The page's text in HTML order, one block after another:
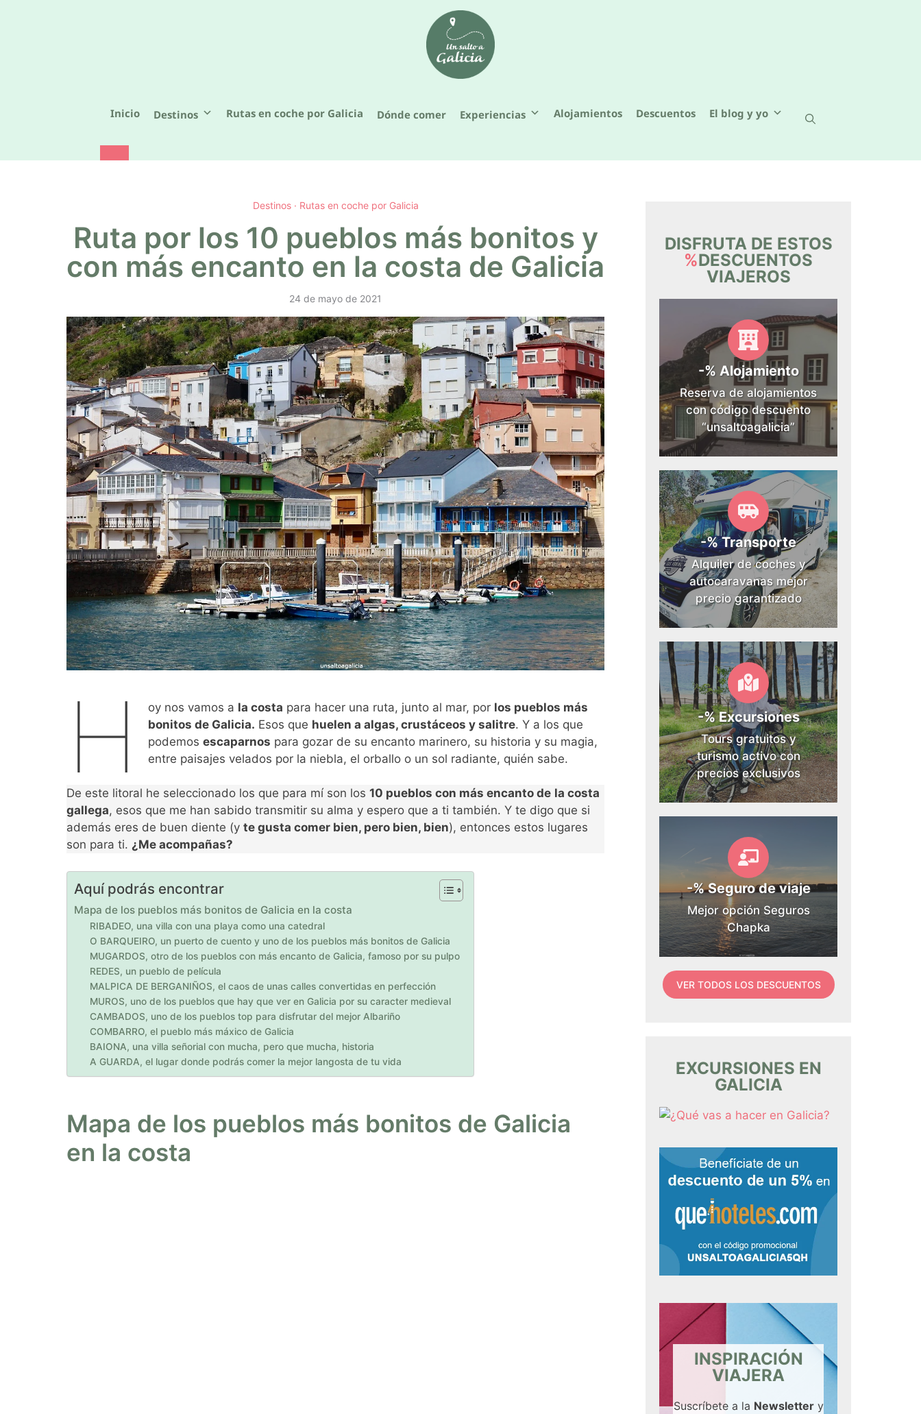
Inicio Destinos Rutas en coche por Galicia Dónde comer Experiencias Alojamientos Descuentos El blog y yo
Destinos· Rutas en coche por Galicia
Ruta por los 10 pueblos más bonitos y
con más encanto en la costa de Galicia
24 de mayo de 2021
H oy nos vamos a la costa para hacer una ruta, junto al mar, por los pueblos más
bonitos de Galicia. Esos que huelen a algas, crustáceos y salitre. Y a los que
podemosescaparnos para gozar de su encanto marinero, su historia y su magia,
entre paisajes velados por la niebla, el orballo o un sol radiante, quién sabe.
De este litoral he seleccionado los que para mí son los 10 pueblos con más encanto de la costa
gallega, esos que me han sabido transmitir su alma y espero que a ti también. Y te digo que si
además eres de buen diente (y te gusta comer bien, pero bien, bien), entonces estos lugares
son para ti. ¿Me acompañas?
Aquí podrás encontrar
Mapa de los pueblos más bonitos de Galicia en la costa
RIBADEO, una villa con una playa como una catedral
O BARQUEIRO, un puerto de cuento y uno de los pueblos más bonitos de Galicia
MUGARDOS, otro de los pueblos con más encanto de Galicia, famoso por su pulpo
REDES, un pueblo de película
MALPICA DE BERGANIÑOS, el caos de unas calles convertidas en perfección
MUROS, uno de los pueblos que hay que ver en Galicia por su caracter medieval
CAMBADOS, uno de los pueblos top para disfrutar del mejor Albariño
COMBARRO, el pueblo más máxico de Galicia
BAIONA, una villa señorial con mucha, pero que mucha, historia
A GUARDA, el lugar donde podrás comer la mejor langosta de tu vida
Mapa de los pueblos más bonitos de Galicia
en la costa
DISFRUTA DE ESTOS
%DESCUENTOS
VIAJEROS
-% Alojamiento
Reserva de alojamientos
con código descuento
“unsaltoagalicia”
-% Transporte
Alquiler de coches y
autocaravanas mejor
precio garantizado
-% Excursiones
Tours gratuitos y
turismo activo con
precios exclusivos
-% Seguro de viaje
Mejor opción Seguros
Chapka
VER TODOS LOS DESCUENTOS
EXCURSIONES EN
GALICIA
INSPIRACIÓN
VIAJERA
Suscríbete a la Newslettery